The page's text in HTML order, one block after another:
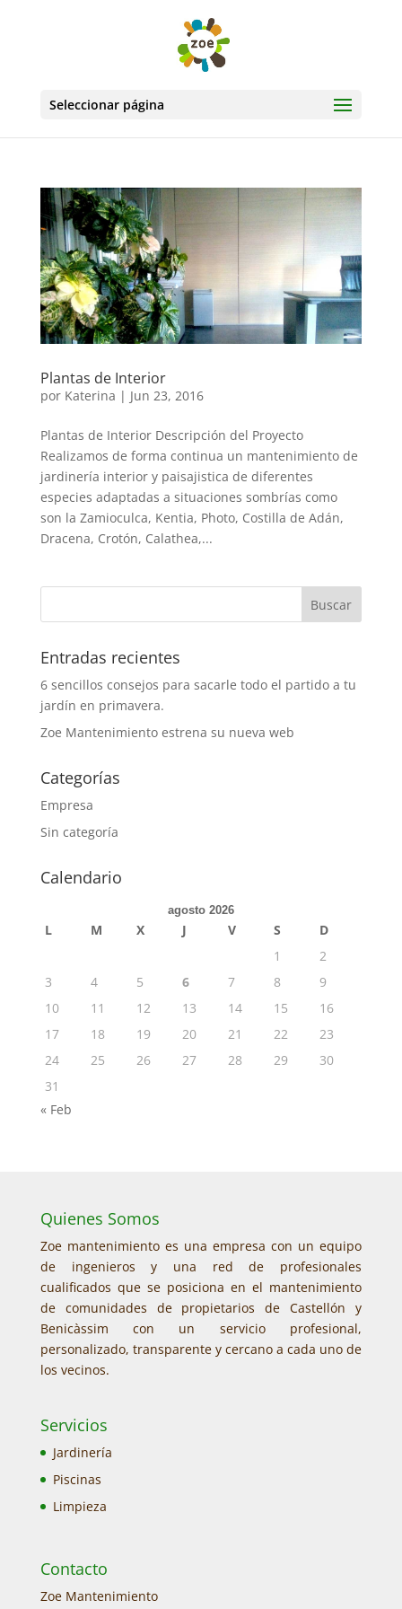
Seleccionar página
Plantas de Interior
por Katerina | Jun 23, 2016
Plantas de Interior Descripción del Proyecto
Realizamos de forma continua un mantenimiento de
jardinería interior y paisajistica de diferentes
especies adaptadas a situaciones sombrías como
son la Zamioculca, Kentia, Photo, Costilla de Adán,
Dracena, Crotón, Calathea,...
Entradas recientes
6 sencillos consejos para sacarle todo el partido a tu
jardín en primavera.
Zoe Mantenimiento estrena su nueva web
Categorías
Empresa
Sin categoría
Calendario
agosto 2026
L M X J V S
D
1
2
3
4 5 6 7 8
9
10
11 12 13 14 15
16
17
18 19 20 21 22
23
24
25 26 27 28 29
30
31
« Feb
Quienes Somos
Zoe mantenimiento es una empresa con un equipo
de ingenieros y una red de profesionales
cualificados que se posiciona en el mantenimiento
de comunidades de propietarios de Castellón y
Benicàssim con un servicio profesional,
personalizado, transparente y cercano a cada uno de
los vecinos.
Servicios
Jardinería
Piscinas
Limpieza
Contacto
Zoe Mantenimiento